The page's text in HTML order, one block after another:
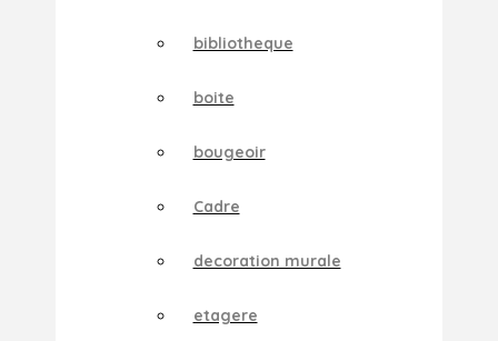
bibliotheque
boite
bougeoir
Cadre
decoration murale
etagere